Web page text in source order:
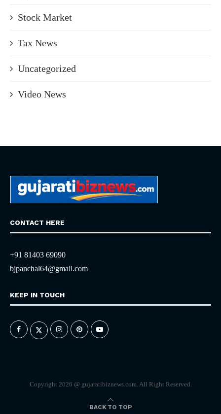
Stock Market
Tax News
Uncategorized
Video News
CONTACT HERE
+91 81403 69090
bjpanchal64@gmail.com
KEEP IN TOUCH
Copyright 2026 @ gujaratibiznews.com. All Right Reserved.
BACK TO TOP